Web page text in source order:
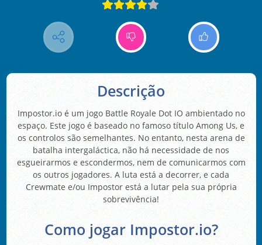
Descrição
Impostor.io é um jogo Battle Royale Dot IO ambientado no
espaço. Este jogo é baseado no famoso título Among Us, e
os controlos são semelhantes. No entanto, nesta arena de
batalha intergaláctica, não há necessidade de nos
esgueirarmos e escondermos, nem de comunicarmos com
os outros jogadores. A luta está a decorrer, e cada
Crewmate e/ou Impostor está a lutar pela sua própria
sobrevivência!
Como jogar Impostor.io?